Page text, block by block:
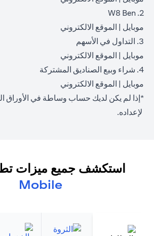
2. W8 Ben
موبايل | الموقع الالكتروني
3. التداول في الأسهم
موبايل | الموقع الالكتروني
4. شراء وبيع الصناديق المشتركة
موبايل | الموقع الالكتروني
*إذا لم يكن لديك حساب وساطة في الأوراق
لإعداده.
استكشف جميع ميزات
Mobile